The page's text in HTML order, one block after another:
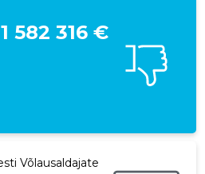
1 582 316 €
Võlausaldajate